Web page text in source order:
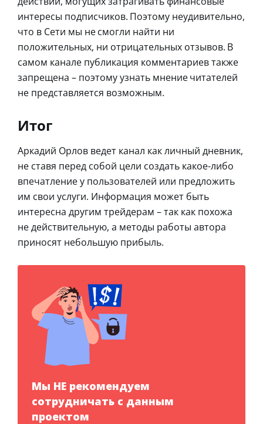
интересы подписчиков. Поэтому неудивительно,
что в Сети мы не смогли найти ни
положительных, ни отрицательных отзывов. В
самом канале публикация комментариев также
запрещена – поэтому узнать мнение читателей
не представляется возможным.
Итог
Аркадий Орлов ведет канал как личный дневник,
не ставя перед собой цели создать какое-либо
впечатление у пользователей или предложить
им свои услуги. Информация может быть
интересна другим трейдерам – так как похожа
не действительную, а методы работы автора
приносят небольшую прибыль.
Мы НЕ рекомендуем
сотрудничать с данным
проектом